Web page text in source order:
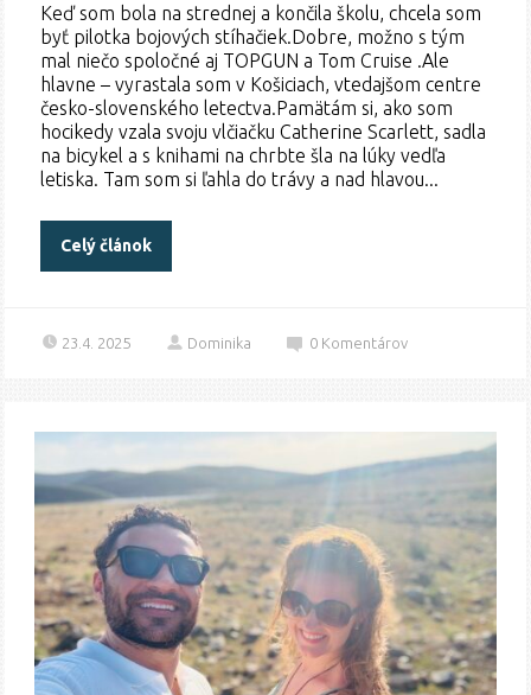
Keď som bola na strednej a končila školu, chcela som
byť pilotka bojových stíhačiek.Dobre, možno s tým
mal niečo spoločné aj TOPGUN a Tom Cruise .Ale
hlavne – vyrastala som v Košiciach, vtedajšom centre
česko-slovenského letectva.Pamätám si, ako som
hocikedy vzala svoju vlčiačku Catherine Scarlett, sadla
na bicykel a s knihami na chrbte šla na lúky vedľa
letiska. Tam som si ľahla do trávy a nad hlavou...
Celý článok
23.4. 2025 Dominika 0 Komentárov